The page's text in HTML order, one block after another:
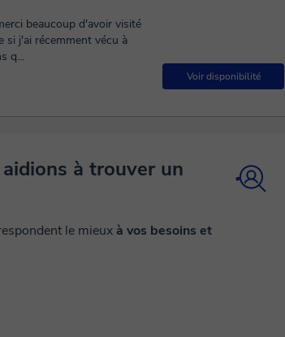
Voir disponibilité
beaucoup d'avoir visité
si j'ai récemment vécu à
q...
à trouver un
le mieux à vos besoins et